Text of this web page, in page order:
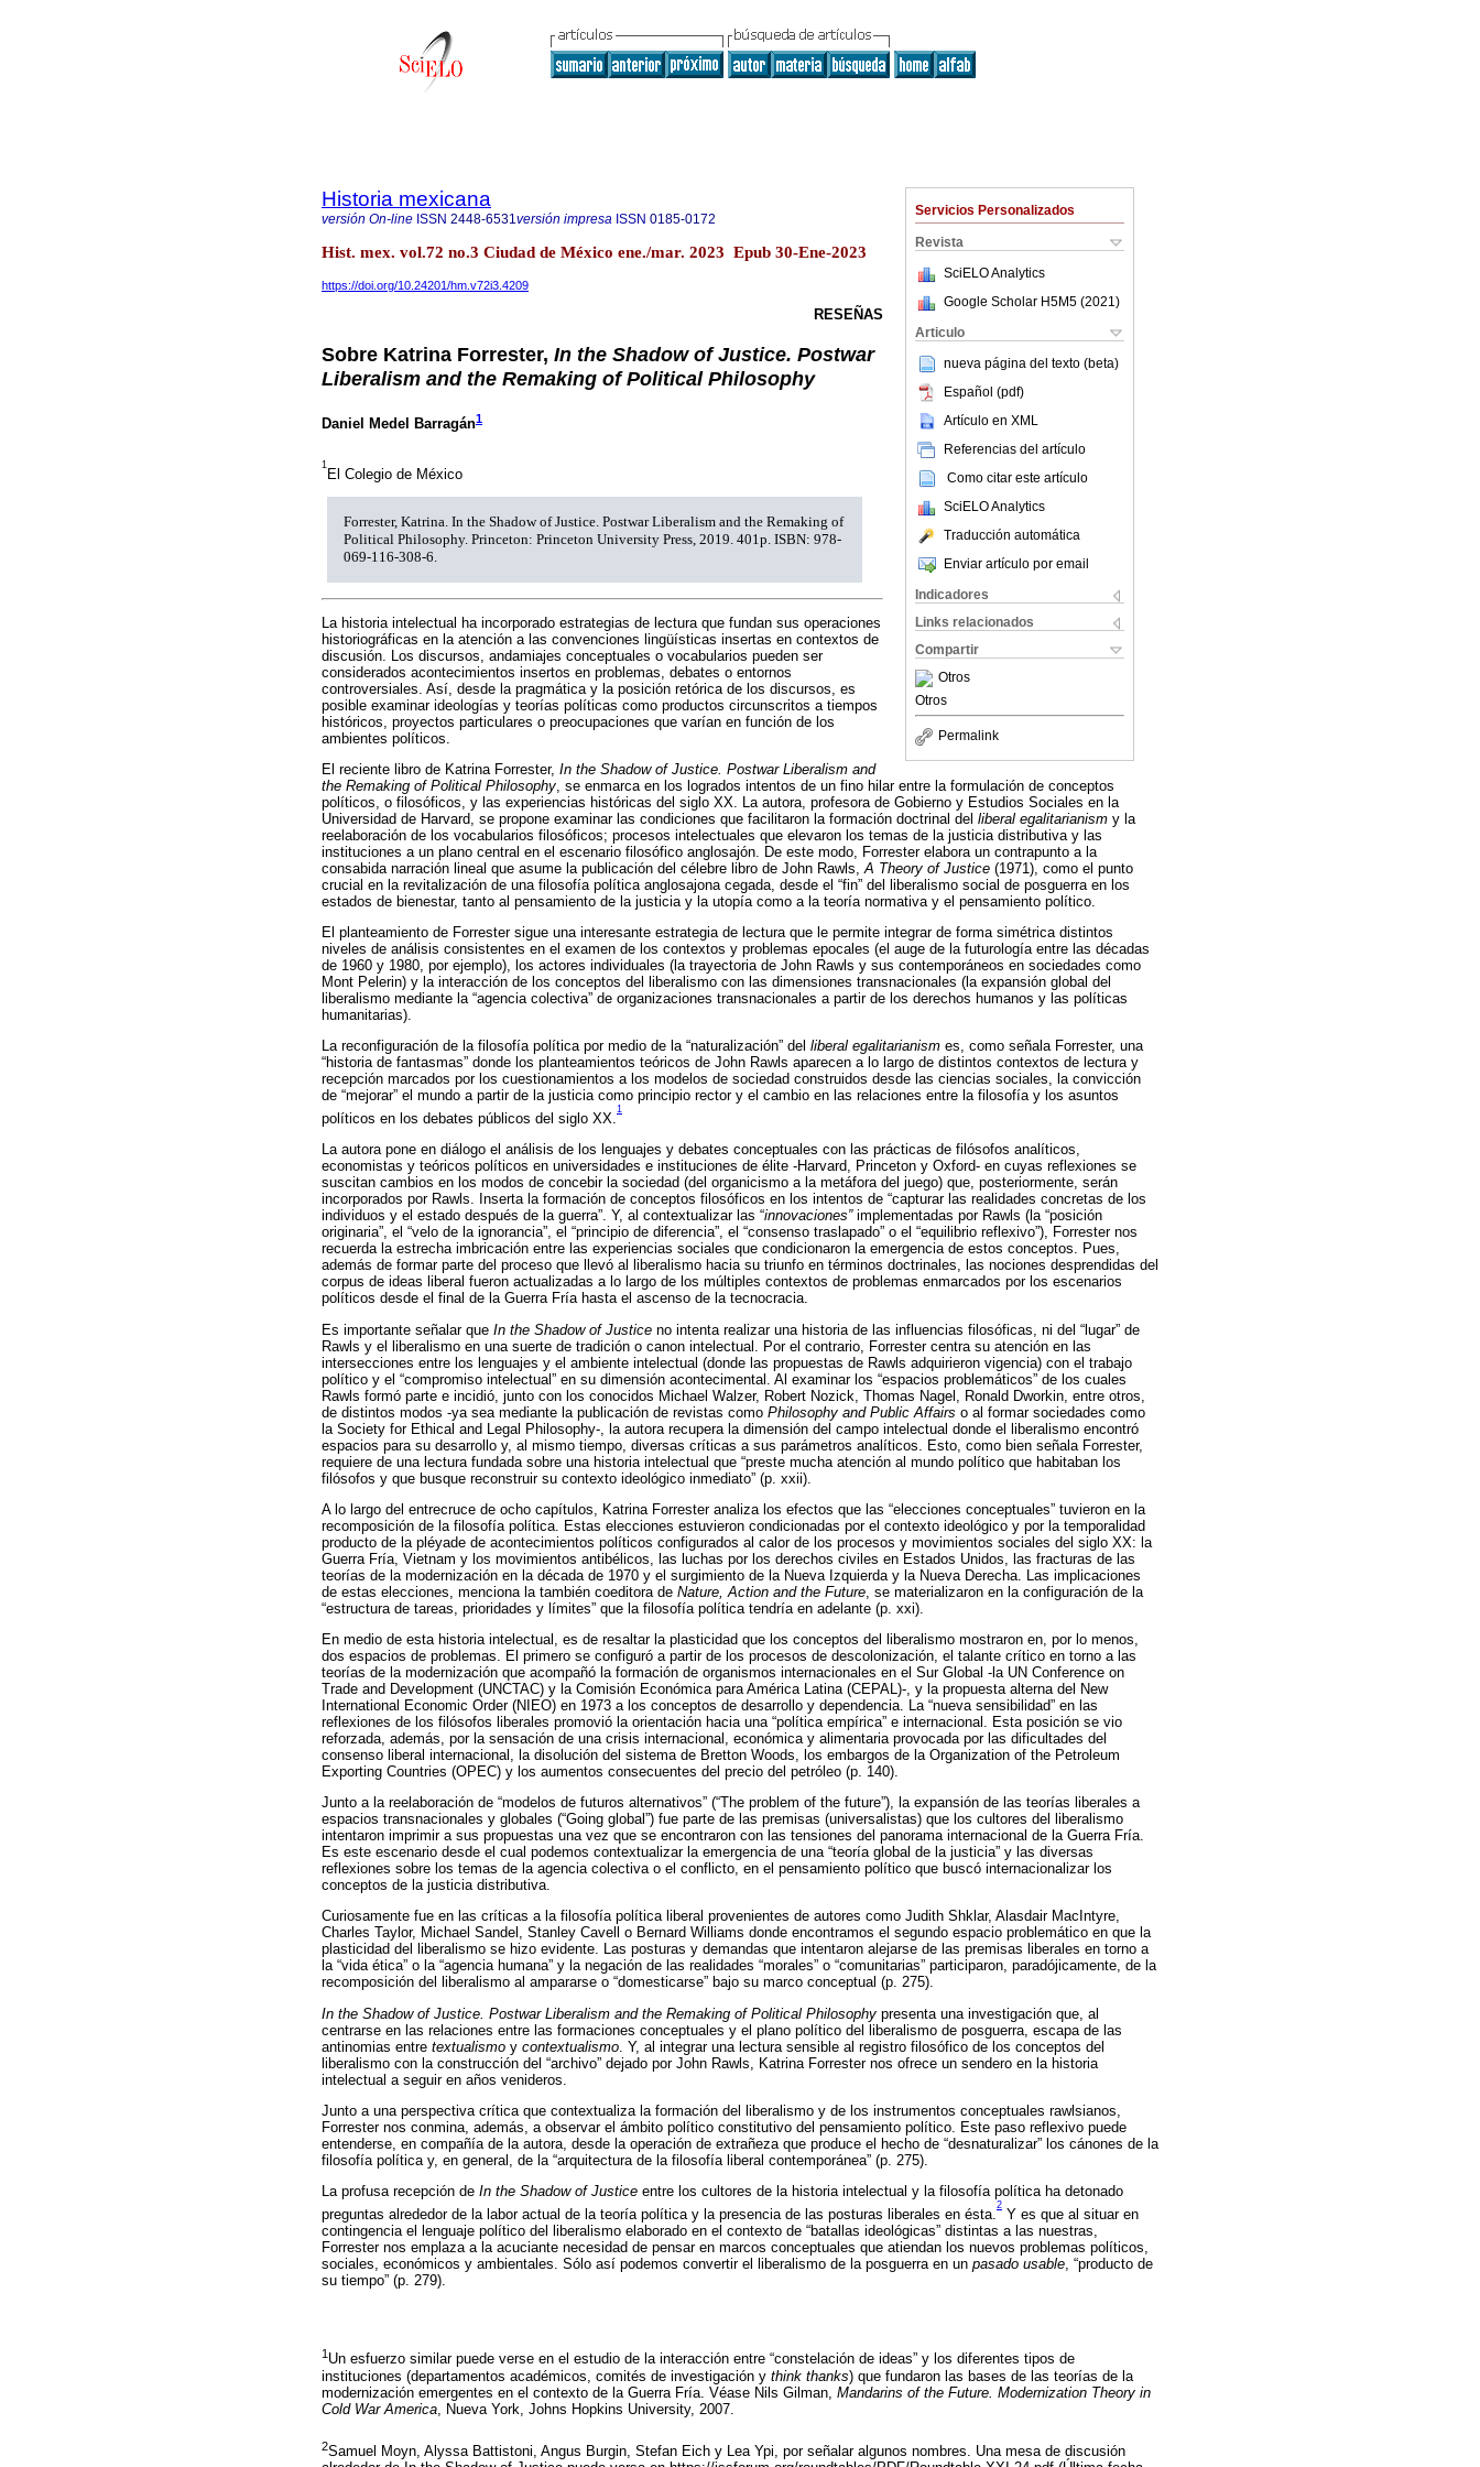
Servicios Personalizados
Revista
SciELO Analytics
Google Scholar H5M5 (2021 )
Articulo
nueva página del texto (beta)
Español (pdf)
Artículo en XML
Referencias del artículo
Como citar este artículo
SciELO Analytics
Traducción automática
Enviar artículo por email
Indicadores
Links relacionados
Compartir
Otros
Otros
Permalink
Historia mexicana
versión On-line ISSN 2448-6531versión impresa ISSN 0185-0172
Hist. mex. vol.72 no.3 Ciudad de México ene./mar. 2023 Epub 30-Ene-2023
https://doi.org/10.24201/hm.v72i3.4209
RESEÑAS
Sobre Katrina Forrester, In the Shadow of Justice. Postwar
Liberalism and the Remaking of Political Philosophy
Daniel Medel Barragán1
1
El Colegio de México
Forrester, Katrina. In the Shadow of Justice. Postwar Liberalism and the Remaking of
Political Philosophy. Princeton: Princeton University Press, 2019. 401p. ISBN: 978-
069-116-308-6.
La historia intelectual ha incorporado estrategias de lectura que fundan sus operaciones
historiográficas en la atención a las convenciones lingüísticas insertas en contextos de
discusión. Los discursos, andamiajes conceptuales o vocabularios pueden ser
considerados acontecimientos insertos en problemas, debates o entornos
controversiales. Así, desde la pragmática y la posición retórica de los discursos, es
posible examinar ideologías y teorías políticas como productos circunscritos a tiempos
históricos, proyectos particulares o preocupaciones que varían en función de los
ambientes políticos.
El reciente libro de Katrina Forrester, In the Shadow of Justice. Postwar Liberalism and
the Remaking of Political Philosophy , se enmarca en los logrados intentos de un fino hilar entre la formulación de conceptos
políticos, o filosóficos, y las experiencias históricas del siglo XX. La autora, profesora de Gobierno y Estudios Sociales en la
Universidad de Harvard, se propone examinar las condiciones que facilitaron la formación doctrinal del liberal egalitarianism y la
reelaboración de los vocabularios filosóficos; procesos intelectuales que elevaron los temas de la justicia distributiva y las
instituciones a un plano central en el escenario filosófico anglosajón. De este modo, Forrester elabora un contrapunto a la
consabida narración lineal que asume la publicación del célebre libro de John Rawls, A Theory of Justice (1971), como el punto
crucial en la revitalización de una filosofía política anglosajona cegada, desde el “fin” del liberalismo social de posguerra en los
estados de bienestar, tanto al pensamiento de la justicia y la utopía como a la teoría normativa y el pensamiento político.
El planteamiento de Forrester sigue una interesante estrategia de lectura que le permite integrar de forma simétrica distintos
niveles de análisis consistentes en el examen de los contextos y problemas epocales (el auge de la futurología entre las décadas
de 1960 y 1980, por ejemplo), los actores individuales (la trayectoria de John Rawls y sus contemporáneos en sociedades como
Mont Pelerin) y la interacción de los conceptos del liberalismo con las dimensiones transnacionales (la expansión global del
liberalismo mediante la “agencia colectiva” de organizaciones transnacionales a partir de los derechos humanos y las políticas
humanitarias).
La reconfiguración de la filosofía política por medio de la “naturalización” del liberal egalitarianism es, como señala Forrester, una
“historia de fantasmas” donde los planteamientos teóricos de John Rawls aparecen a lo largo de distintos contextos de lectura y
recepción marcados por los cuestionamientos a los modelos de sociedad construidos desde las ciencias sociales, la convicción
de “mejorar” el mundo a partir de la justicia como principio rector y el cambio en las relaciones entre la filosofía y los asuntos
políticos en los debates públicos del siglo XX.
1
La autora pone en diálogo el análisis de los lenguajes y debates conceptuales con las prácticas de filósofos analíticos,
economistas y teóricos políticos en universidades e instituciones de élite -Harvard, Princeton y Oxford- en cuyas reflexiones se
suscitan cambios en los modos de concebir la sociedad (del organicismo a la metáfora del juego) que, posteriormente, serán
incorporados por Rawls. Inserta la formación de conceptos filosóficos en los intentos de “capturar las realidades concretas de los
individuos y el estado después de la guerra”. Y, al contextualizar las “innovaciones”implementadas por Rawls (la “posición
originaria”, el “velo de la ignorancia”, el “principio de diferencia”, el “consenso traslapado” o el “equilibrio reflexivo”), Forrester nos
recuerda la estrecha imbricación entre las experiencias sociales que condicionaron la emergencia de estos conceptos. Pues,
además de formar parte del proceso que llevó al liberalismo hacia su triunfo en términos doctrinales, las nociones desprendidas del
corpus de ideas liberal fueron actualizadas a lo largo de los múltiples contextos de problemas enmarcados por los escenarios
políticos desde el final de la Guerra Fría hasta el ascenso de la tecnocracia.
Es importante señalar que In the Shadow of Justice no intenta realizar una historia de las influencias filosóficas, ni del “lugar” de
Rawls y el liberalismo en una suerte de tradición o canon intelectual. Por el contrario, Forrester centra su atención en las
intersecciones entre los lenguajes y el ambiente intelectual (donde las propuestas de Rawls adquirieron vigencia) con el trabajo
político y el “compromiso intelectual” en su dimensión acontecimental. Al examinar los “espacios problemáticos” de los cuales
Rawls formó parte e incidió, junto con los conocidos Michael Walzer, Robert Nozick, Thomas Nagel, Ronald Dworkin, entre otros,
de distintos modos -ya sea mediante la publicación de revistas como Philosophy and Public Affairs o al formar sociedades como
la Society for Ethical and Legal Philosophy-, la autora recupera la dimensión del campo intelectual donde el liberalismo encontró
espacios para su desarrollo y, al mismo tiempo, diversas críticas a sus parámetros analíticos. Esto, como bien señala Forrester,
requiere de una lectura fundada sobre una historia intelectual que “preste mucha atención al mundo político que habitaban los
filósofos y que busque reconstruir su contexto ideológico inmediato” (p. xxii).
A lo largo del entrecruce de ocho capítulos, Katrina Forrester analiza los efectos que las “elecciones conceptuales” tuvieron en la
recomposición de la filosofía política. Estas elecciones estuvieron condicionadas por el contexto ideológico y por la temporalidad
producto de la pléyade de acontecimientos políticos configurados al calor de los procesos y movimientos sociales del siglo XX: la
Guerra Fría, Vietnam y los movimientos antibélicos, las luchas por los derechos civiles en Estados Unidos, las fracturas de las
teorías de la modernización en la década de 1970 y el surgimiento de la Nueva Izquierda y la Nueva Derecha. Las implicaciones
de estas elecciones, menciona la también coeditora de Nature, Action and the Future , se materializaron en la configuración de la
“estructura de tareas, prioridades y límites” que la filosofía política tendría en adelante (p. xxi).
En medio de esta historia intelectual, es de resaltar la plasticidad que los conceptos del liberalismo mostraron en, por lo menos,
dos espacios de problemas. El primero se configuró a partir de los procesos de descolonización, el talante crítico en torno a las
teorías de la modernización que acompañó la formación de organismos internacionales en el Sur Global -la UN Conference on
Trade and Development (UNCTAC) y la Comisión Económica para América Latina (CEPAL)-, y la propuesta alterna del New
International Economic Order (NIEO) en 1973 a los conceptos de desarrollo y dependencia. La “nueva sensibilidad” en las
reflexiones de los filósofos liberales promovió la orientación hacia una “política empírica” e internacional. Esta posición se vio
reforzada, además, por la sensación de una crisis internacional, económica y alimentaria provocada por las dificultades del
consenso liberal internacional, la disolución del sistema de Bretton Woods, los embargos de la Organization of the Petroleum
Exporting Countries (OPEC) y los aumentos consecuentes del precio del petróleo (p. 140).
Junto a la reelaboración de “modelos de futuros alternativos” (“The problem of the future”), la expansión de las teorías liberales a
espacios transnacionales y globales (“Going global”) fue parte de las premisas (universalistas) que los cultores del liberalismo
intentaron imprimir a sus propuestas una vez que se encontraron con las tensiones del panorama internacional de la Guerra Fría.
Es este escenario desde el cual podemos contextualizar la emergencia de una “teoría global de la justicia” y las diversas
reflexiones sobre los temas de la agencia colectiva o el conflicto, en el pensamiento político que buscó internacionalizar los
conceptos de la justicia distributiva.
Curiosamente fue en las críticas a la filosofía política liberal provenientes de autores como Judith Shklar, Alasdair MacIntyre,
Charles Taylor, Michael Sandel, Stanley Cavell o Bernard Williams donde encontramos el segundo espacio problemático en que la
plasticidad del liberalismo se hizo evidente. Las posturas y demandas que intentaron alejarse de las premisas liberales en torno a
la “vida ética” o la “agencia humana” y la negación de las realidades “morales” o “comunitarias” participaron, paradójicamente, de la
recomposición del liberalismo al ampararse o “domesticarse” bajo su marco conceptual (p. 275).
In the Shadow of Justice. Postwar Liberalism and the Remaking of Political Philosophy presenta una investigación que, al
centrarse en las relaciones entre las formaciones conceptuales y el plano político del liberalismo de posguerra, escapa de las
antinomias entre textualismo y contextualismo . Y, al integrar una lectura sensible al registro filosófico de los conceptos del
liberalismo con la construcción del “archivo” dejado por John Rawls, Katrina Forrester nos ofrece un sendero en la historia
intelectual a seguir en años venideros.
Junto a una perspectiva crítica que contextualiza la formación del liberalismo y de los instrumentos conceptuales rawlsianos,
Forrester nos conmina, además, a observar el ámbito político constitutivo del pensamiento político. Este paso reflexivo puede
entenderse, en compañía de la autora, desde la operación de extrañeza que produce el hecho de “desnaturalizar” los cánones de la
filosofía política y, en general, de la “arquitectura de la filosofía liberal contemporánea” (p. 275).
La profusa recepción de In the Shadow of Justice entre los cultores de la historia intelectual y la filosofía política ha detonado
preguntas alrededor de la labor actual de la teoría política y la presencia de las posturas liberales en ésta.
2
Y es que al situar en
contingencia el lenguaje político del liberalismo elaborado en el contexto de “batallas ideológicas” distintas a las nuestras,
Forrester nos emplaza a la acuciante necesidad de pensar en marcos conceptuales que atiendan los nuevos problemas políticos,
sociales, económicos y ambientales. Sólo así podemos convertir el liberalismo de la posguerra en un pasado usable, “producto de
su tiempo” (p. 279).
1 Un esfuerzo similar puede verse en el estudio de la interacción entre “constelación de ideas” y los diferentes tipos de
instituciones (departamentos académicos, comités de investigación y think thanks) que fundaron las bases de las teorías de la
modernización emergentes en el contexto de la Guerra Fría. Véase Nils Gilman, Mandarins of the Future. Modernization Theory in
Cold War America , Nueva York, Johns Hopkins University, 2007.
2Samuel Moyn, Alyssa Battistoni, Angus Burgin, Stefan Eich y Lea Ypi, por señalar algunos nombres. Una mesa de discusión